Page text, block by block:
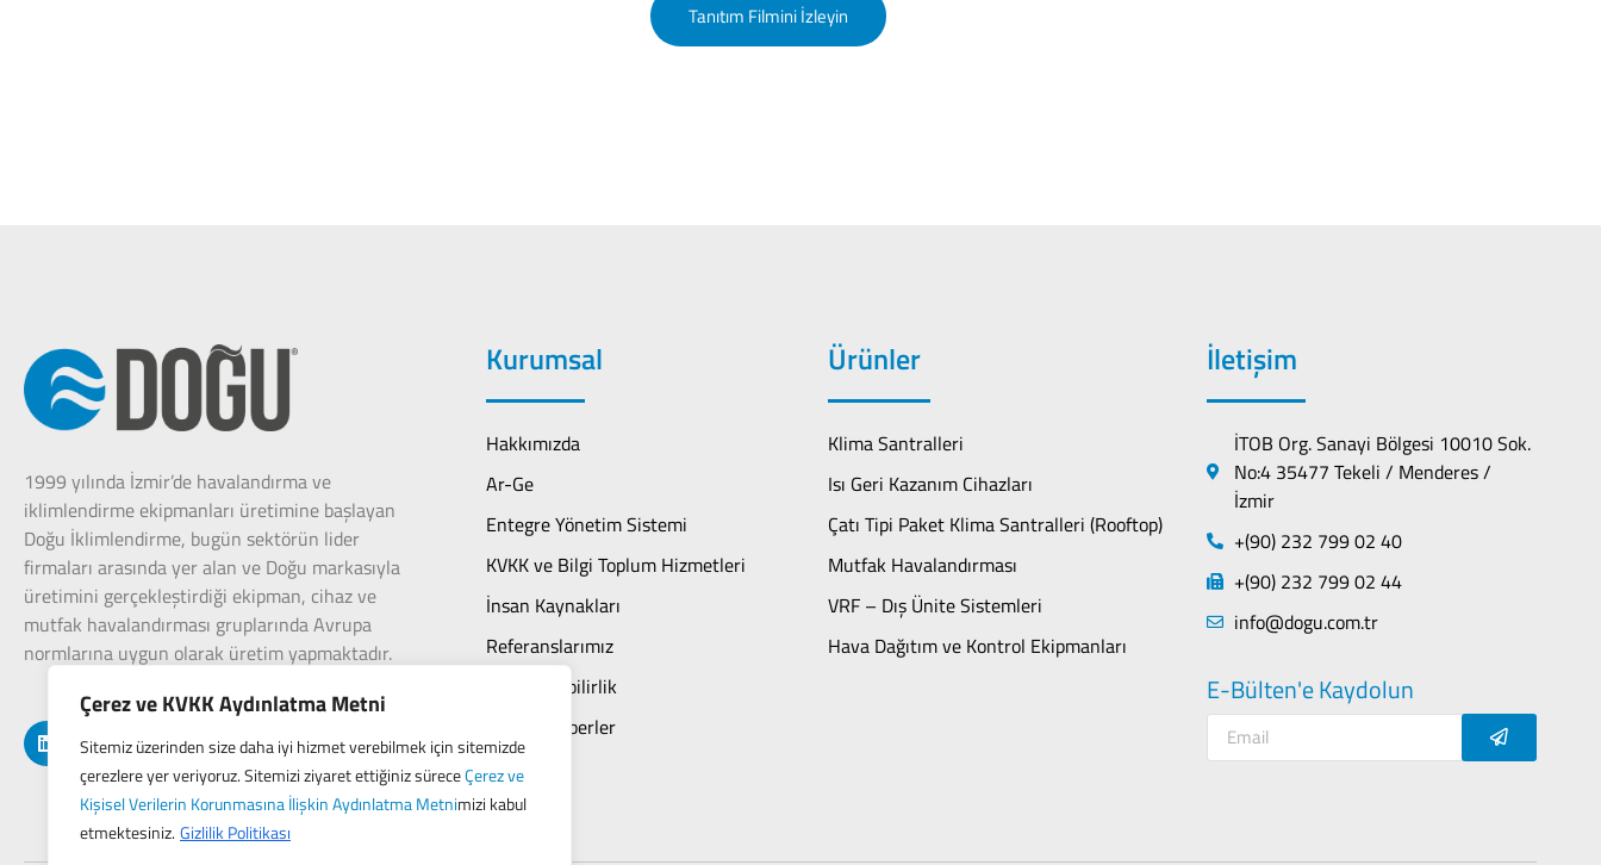
Çerez ve KVKK Aydınlatma Metni
Sitemiz üzerinden size daha iyi hizmet verebilmek için sitemizde
çerezlere yer veriyoruz. Sitemizi ziyaret ettiğiniz süreceÇerez ve
Kişisel Verilerin Korunmasına İlişkin Aydınlatma Metnimizi kabul
etmektesiniz. Gizlilik Politikası
Tanıtım Filmini İzleyin
1999 yılında İzmir’de havalandırma ve
iklimlendirme ekipmanları üretimine başlayan
Doğu İklimlendirme, bugün sektörün lider
firmaları arasında yer alan ve Doğu markasıyla
üretimini gerçekleştirdiği ekipman, cihaz ve
mutfak havalandırması gruplarında Avrupa
normlarına uygun olarak üretim yapmaktadır.
Kurumsal
Hakkımızda
Ar-Ge
Entegre Yönetim Sistemi
KVKK ve Bilgi Toplum Hizmetleri
İnsan Kaynakları
Referanslarımız
Sürdürülebilirlik
Bizden Haberler
Ürünler
Klima Santralleri
Isı Geri Kazanım Cihazları
Çatı Tipi Paket Klima Santralleri (Rooftop)
Mutfak Havalandırması
VRF – Dış Ünite Sistemleri
Hava Dağıtım ve Kontrol Ekipmanları
İletişim
İTOB Org. Sanayi Bölgesi 10010 Sok.
No:4 35477 Tekeli / Menderes /
İzmir
+(90) 232 799 02 40
+(90) 232 799 02 44
info@dogu.com.tr
E-Bülten'e Kaydolun